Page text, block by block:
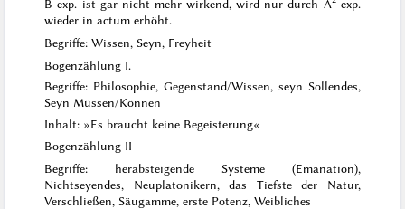
B exp. ist gar nicht mehr wirkend, wird nur durch A exp.
wieder in actum erhöht.
Begriffe: Wissen, Seyn, Freyheit
Bogenzählung I.
Begriffe: Philosophie, Gegenstand/Wissen, seyn Sollendes,
Seyn Müssen/Können
Inhalt: »Es braucht keine Begeisterung«
Bogenzählung II
Begriffe: herabsteigende Systeme (Emanation),
Nichtseyendes, Neuplatonikern, das Tiefste der Natur,
Verschließen, Säugamme, erste Potenz, Weibliches